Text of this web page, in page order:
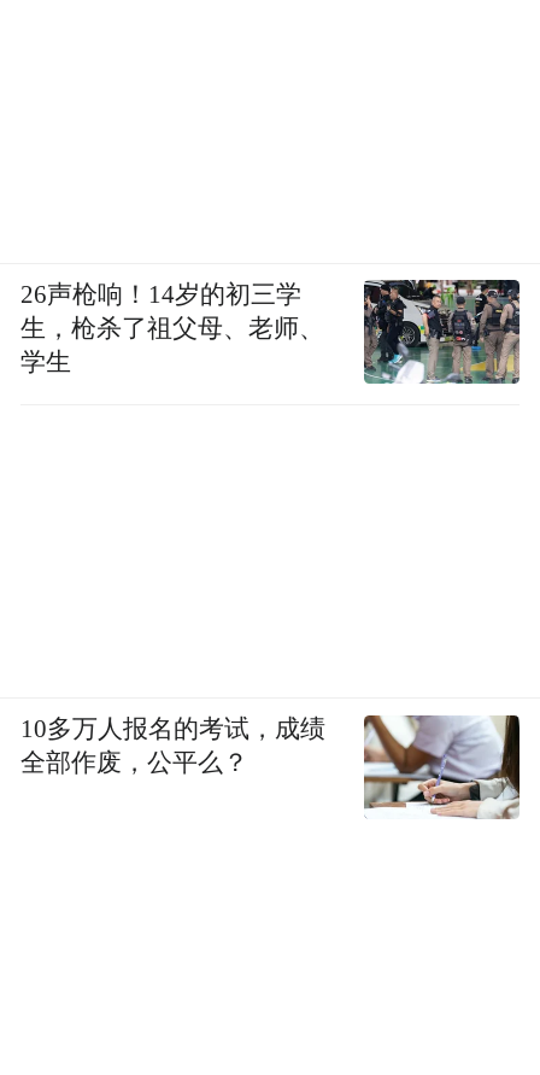
26声枪响！14岁的初三学
生，枪杀了祖父母、老师、
学生
10多万人报名的考试，成绩
全部作废，公平么？